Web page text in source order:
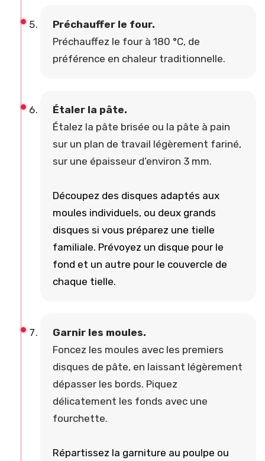
Préchauffer le four.
Préchauffez le four à 180 °C, de
préférence en chaleur traditionnelle.
Étaler la pâte.
Étalez la pâte brisée ou la pâte à pain
sur un plan de travail légèrement fariné,
sur une épaisseur d’environ 3 mm.
Découpez des disques adaptés aux
moules individuels, ou deux grands
disques si vous préparez une tielle
familiale. Prévoyez un disque pour le
fond et un autre pour le couvercle de
chaque tielle.
Garnir les moules.
Foncez les moules avec les premiers
disques de pâte, en laissant légèrement
dépasser les bords. Piquez
délicatement les fonds avec une
fourchette.
Répartissez la garniture au poulpe ou